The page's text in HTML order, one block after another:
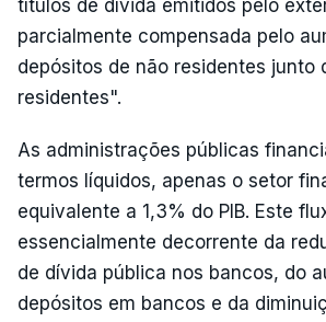
títulos de dívida emitidos pelo
parcialmente compensada pelo
depósitos de não residentes junto
residentes".
As administrações públicas
termos líquidos, apenas o setor
equivalente a 1,3% do PIB. Este
essencialmente decorrente da
de dívida pública nos bancos, do
depósitos em bancos e da